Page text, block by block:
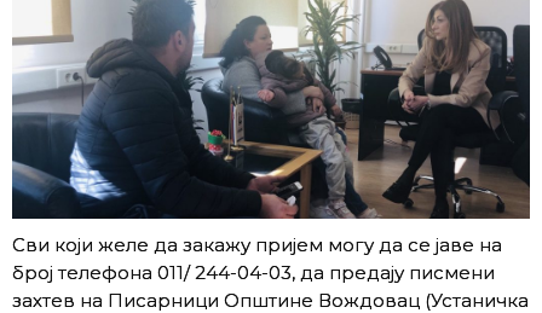
Сви који желе да закажу пријем могу да се јаве на
број телефона 011/ 244-04-03, да предају писмени
захтев на Писарници Општине Вождовац (Устаничка